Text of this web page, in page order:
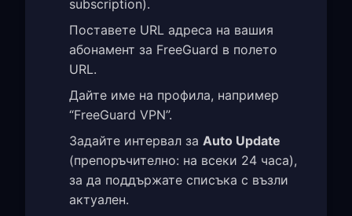
subscription).
Поставете URL адреса на вашия
абонамент за FreeGuard в полето
URL.
Дайте име на профила, например
“FreeGuard VPN”.
Задайте интервал за Auto Update
(препоръчително: на всеки 24 часа),
за да поддържате списъка с възли
актуален.